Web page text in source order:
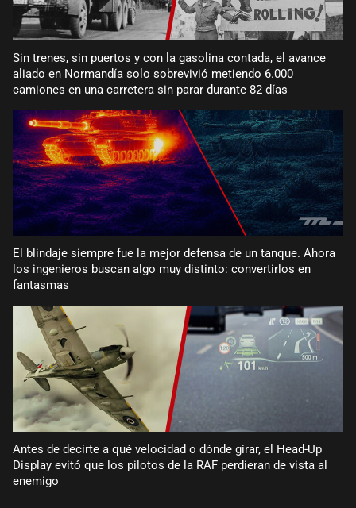
Sin trenes, sin puertos y con la gasolina contada, el avance
aliado en Normandía solo sobrevivió metiendo 6.000
camiones en una carretera sin parar durante 82 días
El blindaje siempre fue la mejor defensa de un tanque. Ahora
los ingenieros buscan algo muy distinto: convertirlos en
fantasmas
Antes de decirte a qué velocidad o dónde girar, el Head-Up
Display evitó que los pilotos de la RAF perdieran de vista al
enemigo